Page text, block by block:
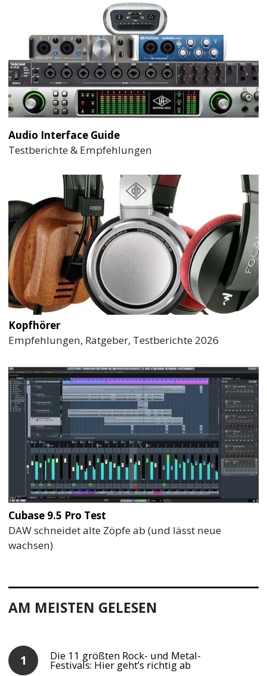
Audio Interface Guide
Testberichte & Empfehlungen
Kopfhörer
Empfehlungen, Ratgeber, Testberichte 2026
Cubase 9.5 Pro Test
DAW schneidet alte Zöpfe ab (und lässt neue
wachsen)
AM MEISTEN GELESEN
Die 11 größten Rock- und Metal-
Festivals: Hier geht’s richtig ab